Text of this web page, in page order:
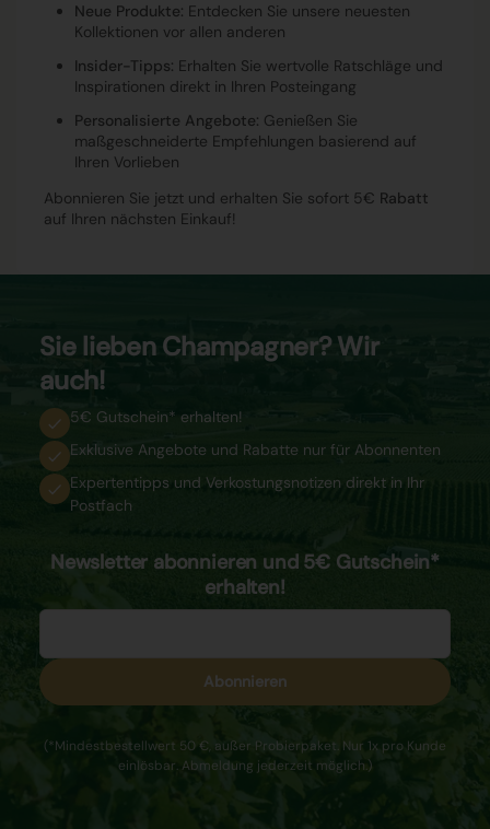
Neue Produkte: Entdecken Sie unsere neuesten
Kollektionen vor allen anderen
Insider-Tipps: Erhalten Sie wertvolle Ratschläge und
Inspirationen direkt in Ihren Posteingang
Personalisierte Angebote: Genießen Sie
maßgeschneiderte Empfehlungen basierend auf
Ihren Vorlieben
Abonnieren Sie jetzt und erhalten Sie sofort 5€ Rabatt
auf Ihren nächsten Einkauf!
Sie lieben Champagner? Wir
auch!
5€ Gutschein* erhalten!
Exklusive Angebote und Rabatte nur für Abonnenten
Expertentipps und Verkostungsnotizen direkt in Ihr
Postfach
Newsletter abonnieren und 5€ Gutschein*
erhalten!
Abonnieren
(*Mindestbestellwert 50 €, außer Probierpaket. Nur 1x pro Kunde
einlösbar. Abmeldung jederzeit möglich.)